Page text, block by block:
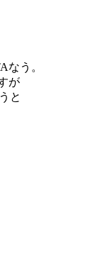
なう。
が
と